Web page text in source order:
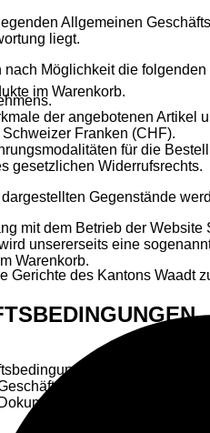
im Warenkorb.
Warenkorb.
Allgemeinen
liegt.
Möglichkeit die
der angebotenen Artikel
Franken (CHF).
für die
gesetzlichen Widerrufsrechts.
Gegenstände
mit dem Betrieb der
unsererseits eine
Gerichte des Kantons Waadt
drücken die
enthalten sind,